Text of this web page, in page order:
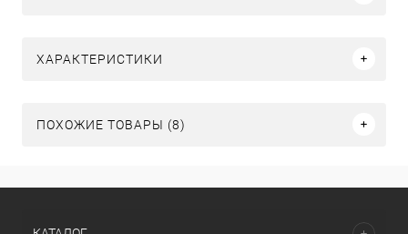
ХАРАКТЕРИСТИКИ
ПОХОЖИЕ ТОВАРЫ (8)